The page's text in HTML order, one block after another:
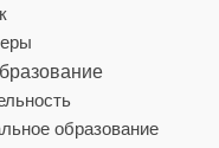
образование